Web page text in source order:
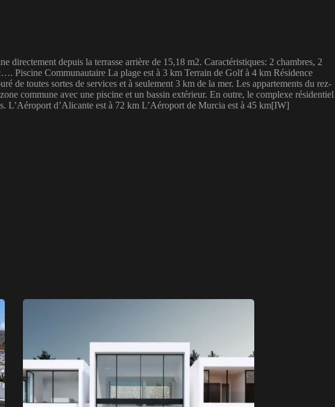
depuis la terrasse arrière de 15,18 m2. Caractéristiques: 2 chambres, 2
Piscine Communautaire La plage est à 3 km Terrain de Golf à 4 km Résidence
de toutes sortes de services et à seulement 3 km de la mer. Les appartements du rez-
commune avec une piscine et un bassin extérieur. En outre, le complexe résidentiel
L’Aéroport d’Alicante est à 72 km L’Aéroport de Murcia est à 45 km[IW]